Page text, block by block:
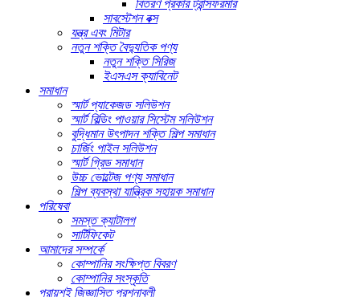
বিতরণ প্রকার ট্রান্সফরমার
সাবস্টেশন বক্স
যন্ত্র এবং মিটার
নতুন শক্তি বৈদ্যুতিক পণ্য
নতুন শক্তি সিরিজ
ইএসএস ক্যাবিনেট
সমাধান
স্মার্ট প্যাকেজড সলিউশন
স্মার্ট বিল্ডিং পাওয়ার সিস্টেম সলিউশন
বুদ্ধিমান উৎপাদন শক্তি শিল্প সমাধান
চার্জিং পাইল সলিউশন
স্মার্ট গ্রিড সমাধান
উচ্চ ভোল্টেজ পণ্য সমাধান
শিল্প ব্যবস্থা যান্ত্রিক সহায়ক সমাধান
পরিষেবা
সমস্ত ক্যাটালগ
সার্টিফিকেট
আমাদের সম্পর্কে
কোম্পানির সংক্ষিপ্ত বিবরণ
কোম্পানির সংস্কৃতি
প্রায়শই জিজ্ঞাসিত প্রশ্নাবলী